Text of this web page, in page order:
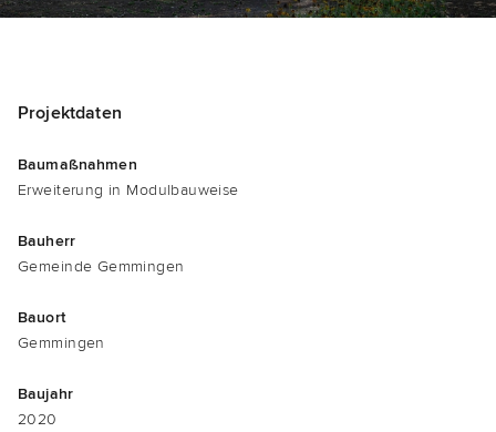
Pro­jekt­da­ten
Bau­maß­nah­men
Erwei­te­rung in Modulbauweise
Bau­herr
Gemein­de Gemmingen
Bau­ort
Gem­min­gen
Bau­jahr
2020